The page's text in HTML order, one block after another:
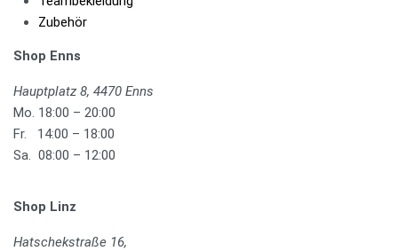
Zubehör
Shop Enns
Hauptplatz 8, 4470 Enns
Mo. 18:00 – 20:00
Fr. 14:00 – 18:00
Sa. 08:00 – 12:00
Shop Linz
Hatschekstraße 16,